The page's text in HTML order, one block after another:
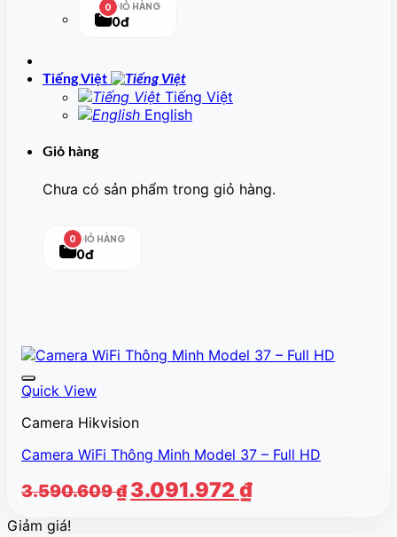
0 GIỎ HÀNG
0đ
Tiếng Việt
Tiếng Việt
English
Giỏ hàng
Chưa có sản phẩm trong giỏ hàng.
0 GIỎ HÀNG
0đ
Quick View
Camera Hikvision
Camera WiFi Thông Minh Model 37 – Full HD
3.590.609₫ Giá
3.091.972 ₫Giá
Giảm giá!